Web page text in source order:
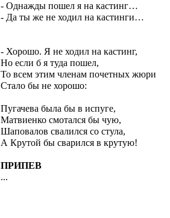
- Однажды пошел я на кастинг…
- Да ты же не ходил на кастинги…
- Хорошо. Я не ходил на кастинг,
Но если б я туда пошел,
То всем этим членам почетных жюри
Стало бы не хорошо:
Пугачева была бы в испуге,
Матвиенко смотался бы чую,
Шаповалов свалился со стула,
А Крутой бы сварился в крутую!
ПРИПЕВ
...